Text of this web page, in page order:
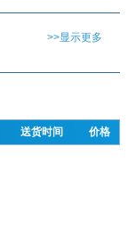
>>显示更多
送货时间 价格